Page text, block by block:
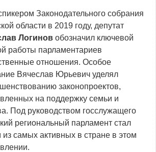
Законодательного собрания
области в 2019 году, депутат
Логинов обозначил ключевой
работы парламентариев
отношения. Особое
Вячеслав Юрьевич уделял
законопроектов,
на поддержку семьи и
Под руководством госслужащего
региональный парламент стал
самых активных в стране в этом